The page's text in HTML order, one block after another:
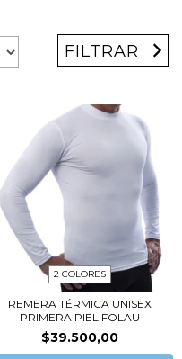
FILTRAR
2 COLORES
REMERA TÉRMICA UNISEX
PRIMERA PIEL FOLAU
$39.500,00